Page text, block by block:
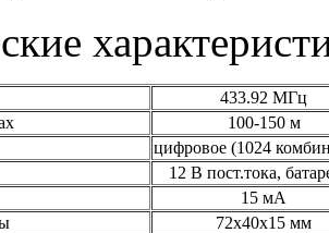
433.92 МГц
100-150 м
цифровое (1024
12 В пост.тока,
15 мА
72х40х15 мм